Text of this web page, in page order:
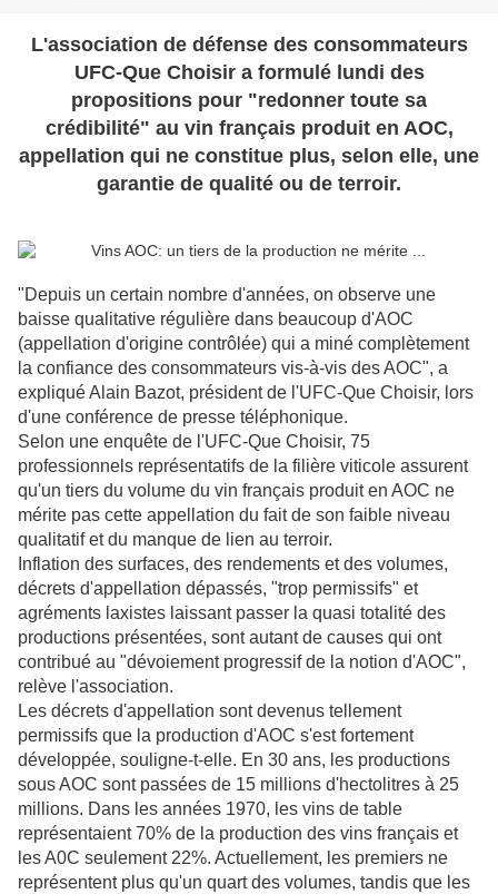
L'association de défense des consommateurs
UFC-Que Choisir a formulé lundi des
propositions pour "redonner toute sa
crédibilité" au vin français produit en AOC,
appellation qui ne constitue plus, selon elle, une
garantie de qualité ou de terroir.
"Depuis un certain nombre d'années, on observe une
baisse qualitative régulière dans beaucoup d'AOC
(appellation d'origine contrôlée) qui a miné complètement
la confiance des consommateurs vis-à-vis des AOC", a
expliqué Alain Bazot, président de l'UFC-Que Choisir, lors
d'une conférence de presse téléphonique.
Selon une enquête de l'UFC-Que Choisir, 75
professionnels représentatifs de la filière viticole assurent
qu'un tiers du volume du vin français produit en AOC ne
mérite pas cette appellation du fait de son faible niveau
qualitatif et du manque de lien au terroir.
Inflation des surfaces, des rendements et des volumes,
décrets d'appellation dépassés, "trop permissifs" et
agréments laxistes laissant passer la quasi totalité des
productions présentées, sont autant de causes qui ont
contribué au "dévoiement progressif de la notion d'AOC",
relève l'association.
Les décrets d'appellation sont devenus tellement
permissifs que la production d'AOC s'est fortement
développée, souligne-t-elle. En 30 ans, les productions
sous AOC sont passées de 15 millions d'hectolitres à 25
millions. Dans les années 1970, les vins de table
représentaient 70% de la production des vins français et
les A0C seulement 22%. Actuellement, les premiers ne
représentent plus qu'un quart des volumes, tandis que les